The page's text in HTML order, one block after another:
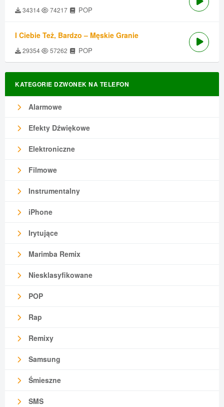
34314 74217 POP
I Ciebie Też, Bardzo – Męskie Granie
29354 57262 POP
KATEGORIE DZWONEK NA TELEFON
Alarmowe
Efekty Dźwiękowe
Elektroniczne
Filmowe
Instrumentalny
iPhone
Irytujące
Marimba Remix
Niesklasyfikowane
POP
Rap
Remixy
Samsung
Śmieszne
SMS